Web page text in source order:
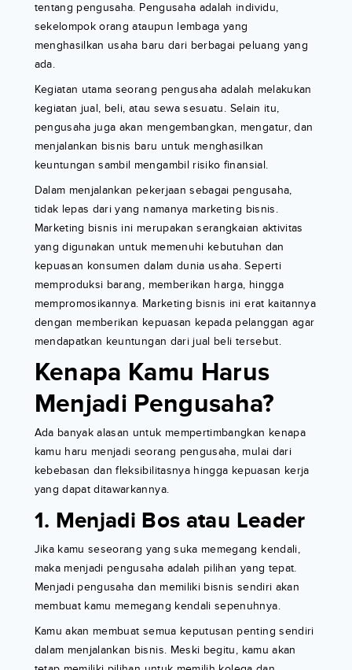
tentang pengusaha. Pengusaha adalah individu,
sekelompok orang ataupun lembaga yang
menghasilkan usaha baru dari berbagai peluang yang
ada.
Kegiatan utama seorang pengusaha adalah melakukan
kegiatan jual, beli, atau sewa sesuatu. Selain itu,
pengusaha juga akan mengembangkan, mengatur, dan
menjalankan bisnis baru untuk menghasilkan
keuntungan sambil mengambil risiko finansial.
Dalam menjalankan pekerjaan sebagai pengusaha,
tidak lepas dari yang namanya marketing bisnis.
Marketing bisnis ini merupakan serangkaian aktivitas
yang digunakan untuk memenuhi kebutuhan dan
kepuasan konsumen dalam dunia usaha. Seperti
memproduksi barang, memberikan harga, hingga
mempromosikannya. Marketing bisnis ini erat kaitannya
dengan memberikan kepuasan kepada pelanggan agar
mendapatkan keuntungan dari jual beli tersebut.
Kenapa Kamu Harus
Menjadi Pengusaha?
Ada banyak alasan untuk mempertimbangkan kenapa
kamu haru menjadi seorang pengusaha, mulai dari
kebebasan dan fleksibilitasnya hingga kepuasan kerja
yang dapat ditawarkannya.
1. Menjadi Bos atau Leader
Jika kamu seseorang yang suka memegang kendali,
maka menjadi pengusaha adalah pilihan yang tepat.
Menjadi pengusaha dan memiliki bisnis sendiri akan
membuat kamu memegang kendali sepenuhnya.
Kamu akan membuat semua keputusan penting sendiri
dalam menjalankan bisnis. Meski begitu, kamu akan